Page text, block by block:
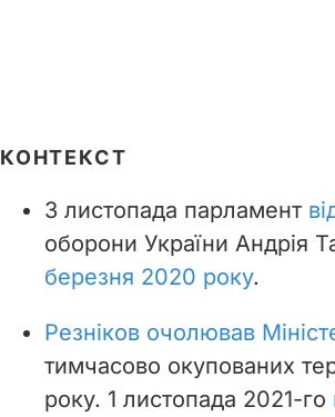
КОНТЕКСТ
3 листопада парламент
оборони України Андрія
березня 2020 року.
Резніков очолював
тимчасово окупованих
року. 1 листопада 2021-го